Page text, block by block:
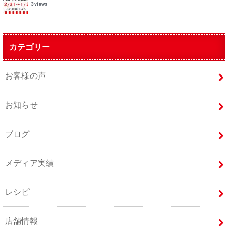
3 views
カテゴリー
お客様の声
お知らせ
ブログ
メディア実績
レシピ
店舗情報